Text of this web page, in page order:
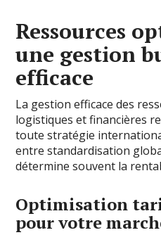
Ressources
une gestion
efficace
La gestion efficace des
logistiques et financières
toute stratégie
entre standardisation
détermine souvent la
Optimisation
pour votre